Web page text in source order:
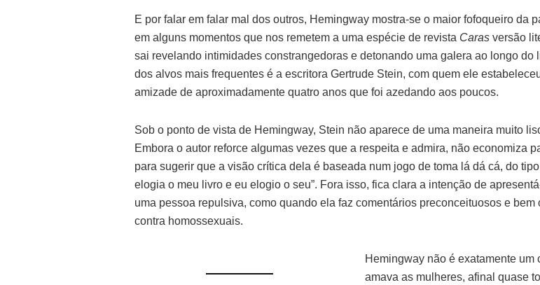
E por falar em falar mal dos outros, Hemingway mostra-se o maior fofoqueiro da
em alguns momentos que nos remetem a uma espécie de revista Caras versão
sai revelando intimidades constrangedoras e detonando uma galera ao longo do
dos alvos mais frequentes é a escritora Gertrude Stein, com quem ele
amizade de aproximadamente quatro anos que foi azedando aos poucos.
Sob o ponto de vista de Hemingway, Stein não aparece de uma maneira muito
Embora o autor reforce algumas vezes que a respeita e admira, não economiza
para sugerir que a visão crítica dela é baseada num jogo de toma lá dá cá, do tipo
elogia o meu livro e eu elogio o seu”. Fora isso, fica clara a intenção de
uma pessoa repulsiva, como quando ela faz comentários preconceituosos e bem
contra homossexuais.
Hemingway não é exatamente um
amava as mulheres, afinal quase